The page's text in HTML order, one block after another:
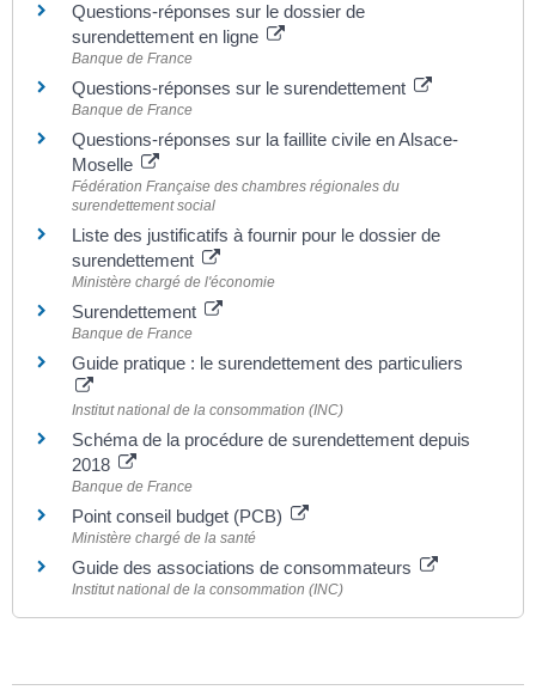
Questions-réponses sur le dossier de
surendettement en ligne
Banque de France
Questions-réponses sur le surendettement
Banque de France
Questions-réponses sur la faillite civile en Alsace-
Moselle
Fédération Française des chambres régionales du
surendettement social
Liste des justificatifs à fournir pour le dossier de
surendettement
Ministère chargé de l'économie
Surendettement
Banque de France
Guide pratique : le surendettement des particuliers
Institut national de la consommation (INC)
Schéma de la procédure de surendettement depuis
2018
Banque de France
Point conseil budget (PCB)
Ministère chargé de la santé
Guide des associations de consommateurs
Institut national de la consommation (INC)